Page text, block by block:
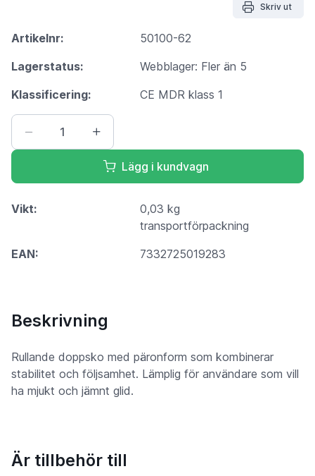
Skriv ut
Artikelnr:
50100-62
Lagerstatus:
Webblager: Fler än 5
Klassificering:
CE MDR klass 1
Lägg i kundvagn
Vikt:
0,03 kg
transportförpackning
EAN:
7332725019283
Beskrivning
Rullande doppsko med päronform som kombinerar
stabilitet och följsamhet. Lämplig för användare som vill
ha mjukt och jämnt glid.
Är tillbehör till